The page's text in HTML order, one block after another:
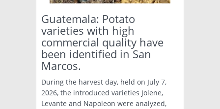
Guatemala: Potato
varieties with high
commercial quality have
been identified in San
Marcos.
During the harvest day, held on July 7,
2026, the introduced varieties Jolene,
Levante and Napoleon were analyzed,